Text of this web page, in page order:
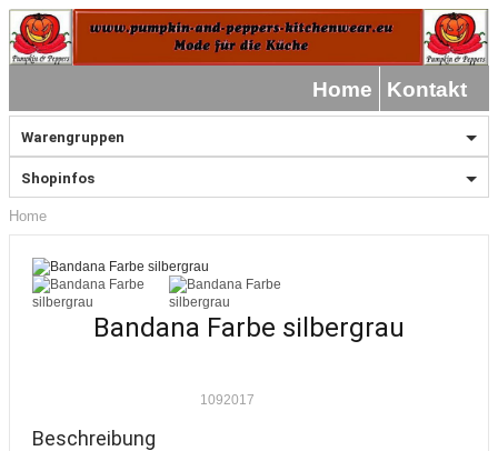
Home Kontakt
Warengruppen
Shopinfos
Home
Bandana Farbe silbergrau
1092017
Beschreibung